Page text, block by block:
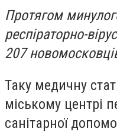
Протягом
респіраторно-
207
Таку медичну
міському центрі
санітарної